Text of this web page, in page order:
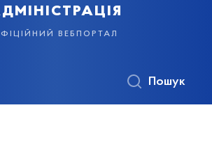
вебпортал
Пошук